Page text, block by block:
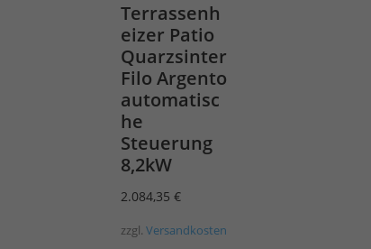
Terrassenh
eizer Patio
Quarzsinter
Filo Argento
automatisc
he
Steuerung
8,2kW
2.084,35€
zzgl.Versandkosten